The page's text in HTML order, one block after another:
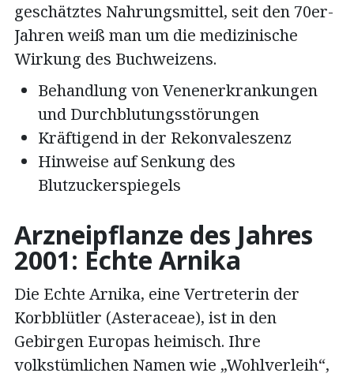
geschätztes Nahrungsmittel, seit den 70er-
Jahren weiß man um die medizinische
Wirkung des Buchweizens.
Behandlung von Venenerkrankungen
und Durchblutungsstörungen
Kräftigend in der Rekonvaleszenz
Hinweise auf Senkung des
Blutzuckerspiegels
Arzneipflanze des Jahres
2001: Echte Arnika
Die Echte Arnika, eine Vertreterin der
Korbblütler (Asteraceae), ist in den
Gebirgen Europas heimisch. Ihre
volkstümlichen Namen wie „Wohlverleih“,